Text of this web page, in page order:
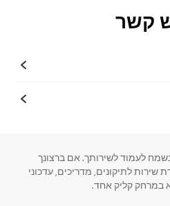
קשר
לעמוד לשירותך. אם ברצונך
לתיקונים, מדריכים, עדכוני